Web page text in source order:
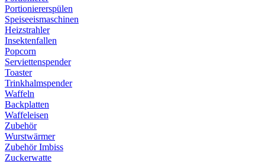
Portioniererspülen
Speiseeismaschinen
Heizstrahler
Insektenfallen
Popcorn
Serviettenspender
Toaster
Trinkhalmspender
Waffeln
Backplatten
Waffeleisen
Zubehör
Wurstwärmer
Zubehör Imbiss
Zuckerwatte